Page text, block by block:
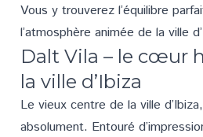
Vous y trouverez l’équilibre
l’atmosphère animée de la ville
Dalt Vila – le cœur
la ville d’Ibiza
Le vieux centre de la ville
absolument. Entouré